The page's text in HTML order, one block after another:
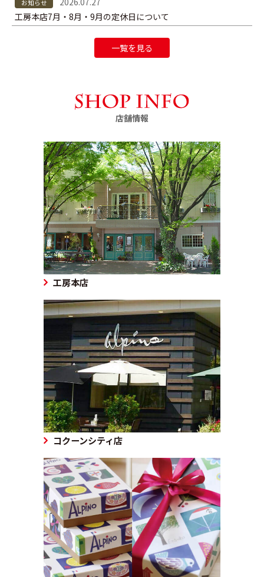
お知らせ
工房本店7月・8月・9月の定休日について
一覧を見る
店舗情報
工房本店
コクーンシティ店